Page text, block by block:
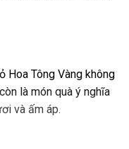
Hoa Tông Vàng không
là món quà ý nghĩa
và ấm áp.